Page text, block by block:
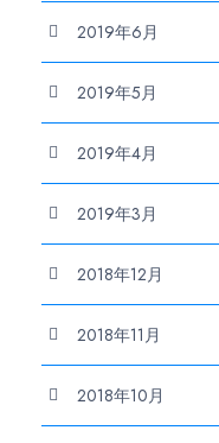
2019年6月
2019年5月
2019年4月
2019年3月
2018年12月
2018年11月
2018年10月